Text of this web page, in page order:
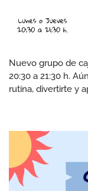
Nuevo grupo de
20:30 a 21:30 h.
rutina, divertirte y